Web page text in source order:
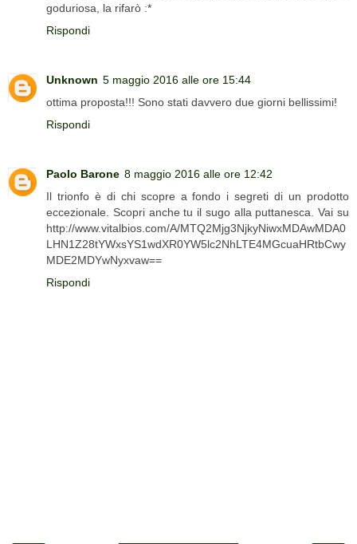
goduriosa, la rifarò :*
Rispondi
Unknown 5 maggio 2016 alle ore 15:44
ottima proposta!!! Sono stati davvero due giorni bellissimi!
Rispondi
Paolo Barone 8 maggio 2016 alle ore 12:42
Il trionfo è di chi scopre a fondo i segreti di un prodotto
eccezionale. Scopri anche tu il sugo alla puttanesca. Vai su
http://www.vitalbios.com/A/MTQ2Mjg3NjkyNiwxMDAwMDA0
LHN1Z28tYWxsYS1wdXR0YW5lc2NhLTE4MGcuaHRtbCwy
MDE2MDYwNyxvaw==
Rispondi